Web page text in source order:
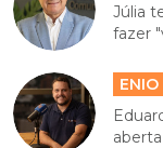
Júlia
fazer
ENIO